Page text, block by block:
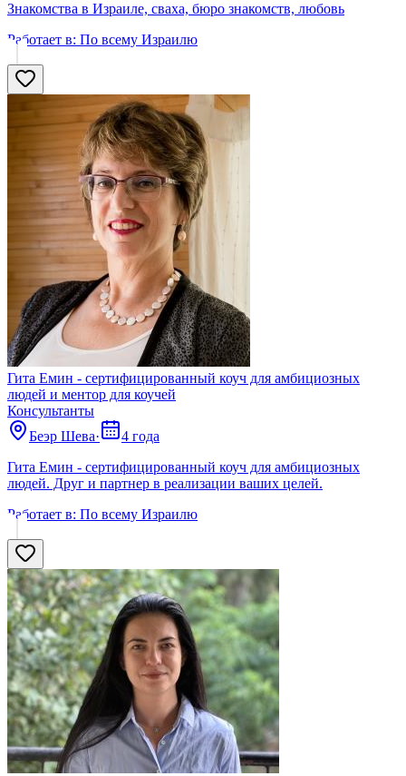
Знакомства в Израиле, сваха, бюро знакомств, любовь
Работает в: По всему Израилю
Гита Емин - сертифицированный коуч для амбициозных
людей и ментор для коучей
Консультанты
Беэр Шева·
4 года
Гита Емин - сертифицированный коуч для амбициозных
людей. Друг и партнер в реализации ваших целей.
Работает в: По всему Израилю